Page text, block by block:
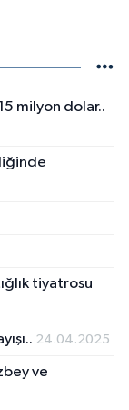
milyon dolar..
tiyatrosu
24.04.2025
ve